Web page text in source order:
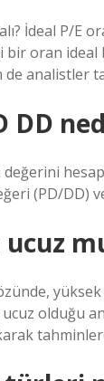
İdeal P/E
bir oran
de
DD
(PD/DD)
olduğu